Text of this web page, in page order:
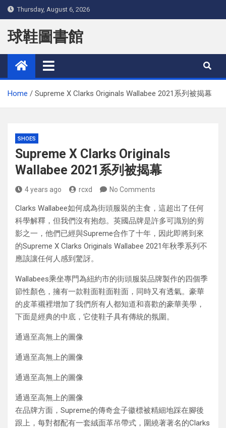
Skip
to
content
Thursday, August 6, 2026
球鞋圖書館
Home Supreme X Clarks Originals Wallabee 2021系列被揭幕
SHOES
Supreme X Clarks Originals
Wallabee 2021系列被揭幕
4 years ago rcxd No Comments
Clarks Wallabee如何成為街頭服裝的主食，這超出了任何
科學解釋，但我們沒有抱怨。英國品牌是許多可識別的剪
影之一，他們已經與Supreme合作了十年，因此即將到來
的Supreme X Clarks Originals Wallabee 2021年秋季系列不
應該讓任何人感到驚訝。
Wallabees乘坐專門為紐約市的街頭服裝品牌製作的四個季
節性顏色，擁有一款鞋面鞋面鞋面，同時又有透氣。豪華
的皮革襯裡增加了我們所有人都知道和喜歡的豪華美學，
下面是經典的中底，它使鞋子具有傳統的氛圍。
通過至高無上的圖像
通過至高無上的圖像
通過至高無上的圖像
通過至高無上的圖像
在品牌方面，Supreme的傳奇盒子徽標被精細地踩在腳後
跟上，每對都配有一套絨面革吊帶式，圍繞著著名的Clarks